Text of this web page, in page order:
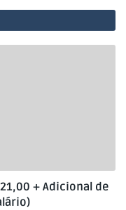
+ Adicional de